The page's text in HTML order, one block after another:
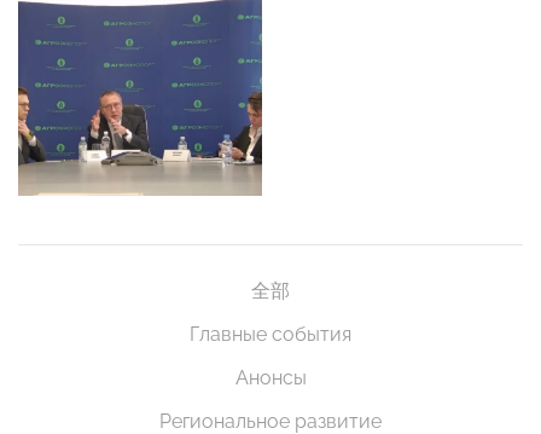
全部
Главные события
Анонсы
Региональное развитие